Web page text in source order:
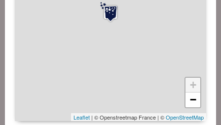
+
−
Leaflet | © Openstreetmap France | ©OpenStreetMap